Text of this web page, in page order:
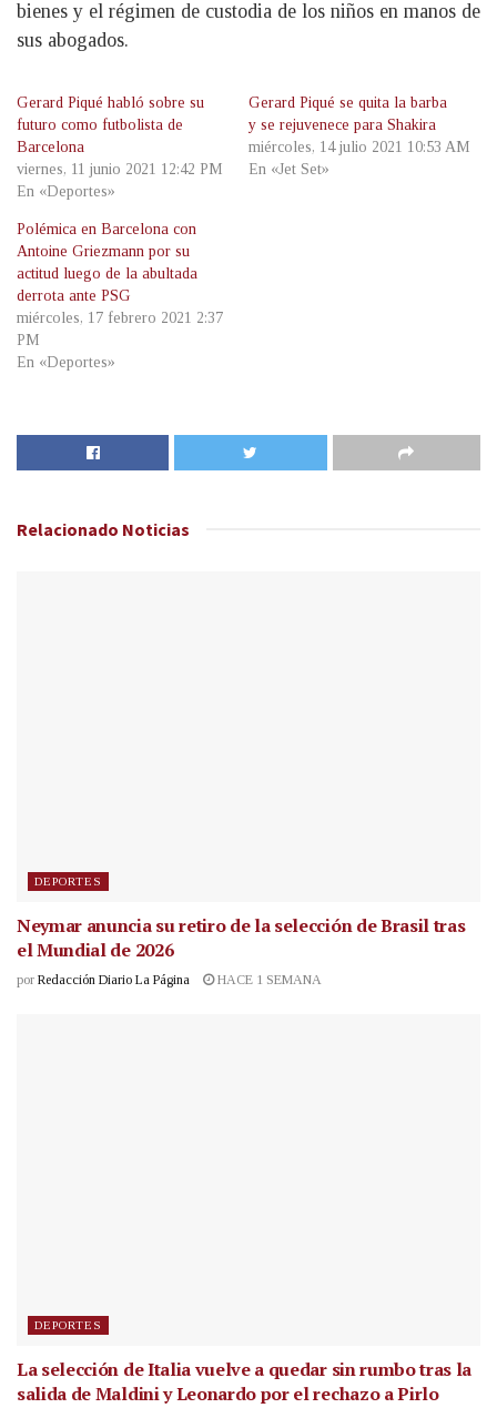
bienes y el régimen de custodia de los niños en manos de
sus abogados.
Gerard Piqué habló sobre su
futuro como futbolista de
Barcelona
viernes, 11 junio 2021 12:42 PM
En «Deportes»
Gerard Piqué se quita la barba
y se rejuvenece para Shakira
miércoles, 14 julio 2021 10:53 AM
En «Jet Set»
Polémica en Barcelona con
Antoine Griezmann por su
actitud luego de la abultada
derrota ante PSG
miércoles, 17 febrero 2021 2:37
PM
En «Deportes»
Relacionado Noticias
DEPORTES
Neymar anuncia su retiro de la selección de Brasil tras
el Mundial de 2026
por Redacción Diario La Página HACE 1 SEMANA
DEPORTES
La selección de Italia vuelve a quedar sin rumbo tras la
salida de Maldini y Leonardo por el rechazo a Pirlo